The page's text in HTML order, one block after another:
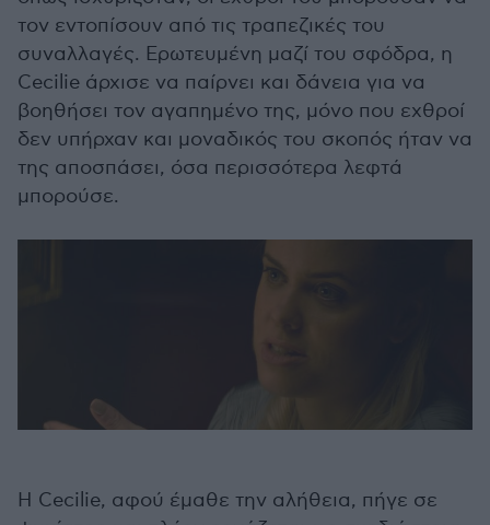
τον εντοπίσουν από τις τραπεζικές του
συναλλαγές. Ερωτευμένη μαζί του σφόδρα, η
Cecilie άρχισε να παίρνει και δάνεια για να
βοηθήσει τον αγαπημένο της, μόνο που εχθροί
δεν υπήρχαν και μοναδικός του σκοπός ήταν να
της αποσπάσει, όσα περισσότερα λεφτά
μπορούσε.
H Cecilie, αφού έμαθε την αλήθεια, πήγε σε